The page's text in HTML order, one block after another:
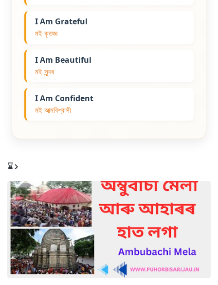
I Am Grateful
মই কৃতজ্ঞ
I Am Beautiful
মই সুন্দৰ
I Am Confident
মই আত্মবিশ্বাসী
⌛